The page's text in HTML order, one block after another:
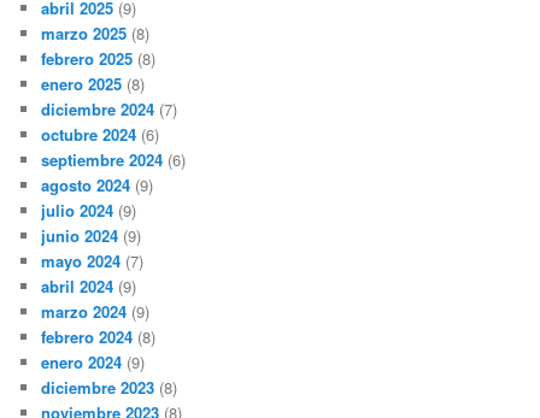
abril 2025 (9)
marzo 2025 (8)
febrero 2025 (8)
enero 2025 (8)
diciembre 2024 (7)
octubre 2024 (6)
septiembre 2024 (6)
agosto 2024 (9)
julio 2024 (9)
junio 2024 (9)
mayo 2024 (7)
abril 2024 (9)
marzo 2024 (9)
febrero 2024 (8)
enero 2024 (9)
diciembre 2023 (8)
noviembre 2023 (8)